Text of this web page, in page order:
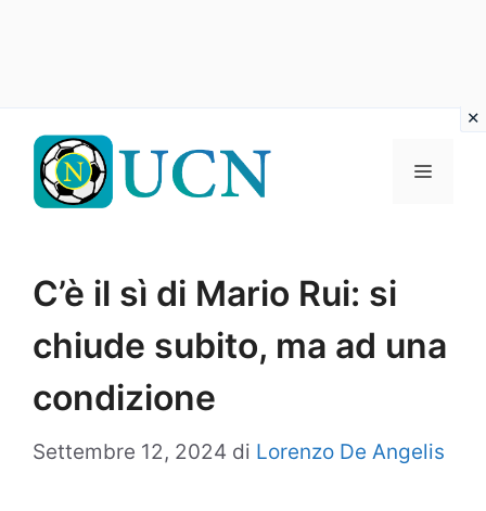
contenuto
Menu
C’è il sì di Mario Rui: si
chiude subito, ma ad una
condizione
Settembre 12, 2024 di Lorenzo De Angelis